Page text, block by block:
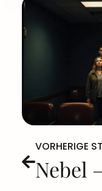
VORHERIGE